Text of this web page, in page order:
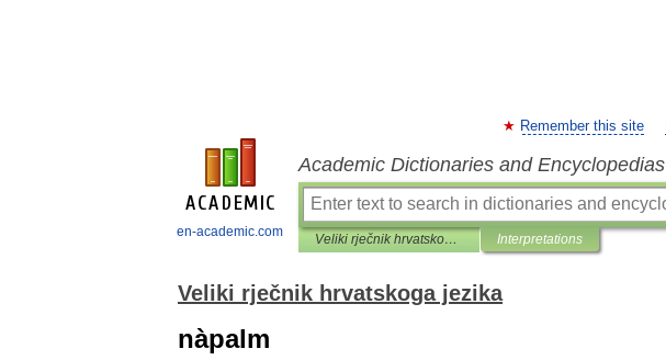
en-academic.com
Remember this site
Academic Dictionaries and Encyclopedias
Veliki rječnik hrvatskoga jezika Interpretations
Veliki rječnik hrvatskoga jezika
nàpalm